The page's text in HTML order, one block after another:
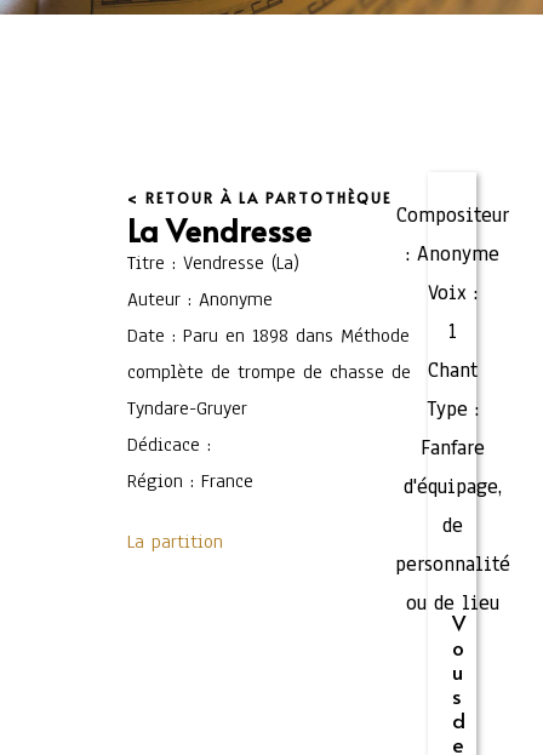
< RETOUR À LA PARTOTHÈQUE
La Vendresse
Titre : Vendresse (La)
Auteur : Anonyme
Date : Paru en 1898 dans Méthode
complète de trompe de chasse de
Tyndare-Gruyer
Dédicace :
Région : France
La partition
Compositeur
: Anonyme
Voix :
1
Chant
Type :
Fanfare
d'équipage,
de
personnalité
ou de lieu
V
o
u
s
d
e